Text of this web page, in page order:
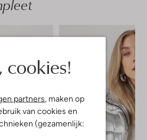
cookies!
partners , maken op
van cookies en
(gezamenlijk: